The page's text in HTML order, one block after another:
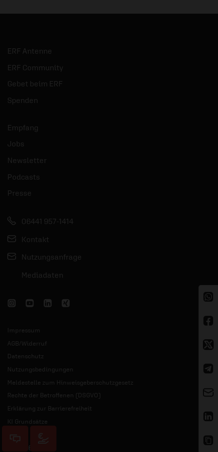
ERF Antenne
ERF Community
Gebet beim ERF
Spenden
Empfang
Jobs
Newsletter
Podcasts
Presse
06441 957-1414
Kontakt
Nutzungsanfrage
Mediadaten
Impressum
AGB/Widerruf
Datenschutz
Nutzungsbedingungen
Meldestelle zum Hinweisgeberschutzgesetz
Rechte der Betroffenen (DSGVO)
Erklärung zur Barrierefreiheit
KI Grundsätze
© 2026 ERF